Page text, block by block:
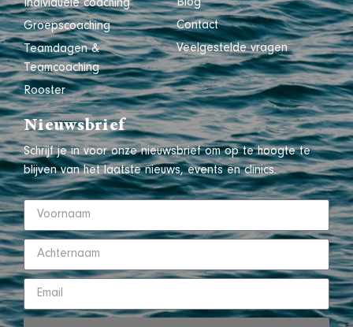
Individuele coaching
Groepscoaching
Teamdagen &
Teamcoaching
Rooster
Blog
Contact
Veelgestelde vragen
Nieuwsbrief
Schrijf je in voor onze nieuwsbrief om op te hoogte te
blijven van het laatste nieuws, events en clinics.